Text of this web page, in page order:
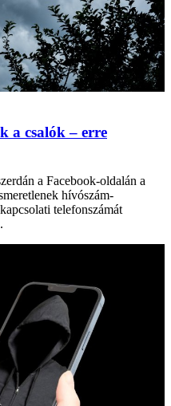
a csalók – erre
a Facebook-oldalán a
hívószám-
telefonszámát